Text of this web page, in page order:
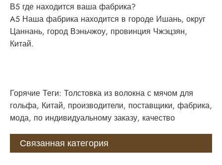
В5 где находится ваша фабрика?
A5 Наша фабрика находится в городе Ишань, округ
Цаннань, город Вэньчжоу, провинция Чжэцзян,
Китай.
Горячие Теги: Толстовка из волокна с мячом для
гольфа, Китай, производители, поставщики, фабрика,
мода, по индивидуальному заказу, качество
Связанная категория